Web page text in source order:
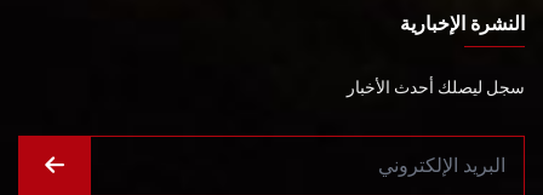
النشرة الإخبارية
سجل ليصلك أحدث الأخبار